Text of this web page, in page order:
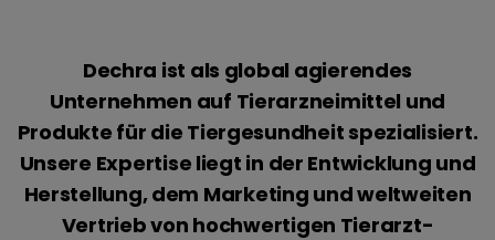
Dechra ist als global agierendes
Unternehmen auf Tierarzneimittel und
Produkte für die Tiergesundheit spezialisiert.
Unsere Expertise liegt in der Entwicklung und
Herstellung, dem Marketing und weltweiten
Vertrieb von hochwertigen Tierarzt-